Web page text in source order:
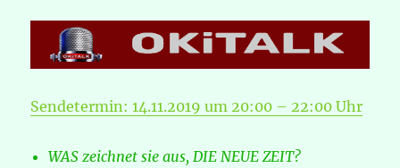
Sendetermin: 14.11.2019 um 20:00 – 22:00 Uhr
WAS zeichnet sie aus, DIE NEUE ZEIT?